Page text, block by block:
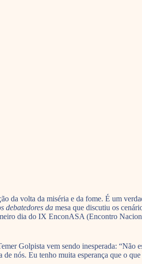
da volta da miséria e da fome. É um
debatedores da mesa que discutiu os
dia do IX EnconASA (Encontro
Golpista vem sendo inesperada: “Não
nós. Eu tenho muita esperança que o